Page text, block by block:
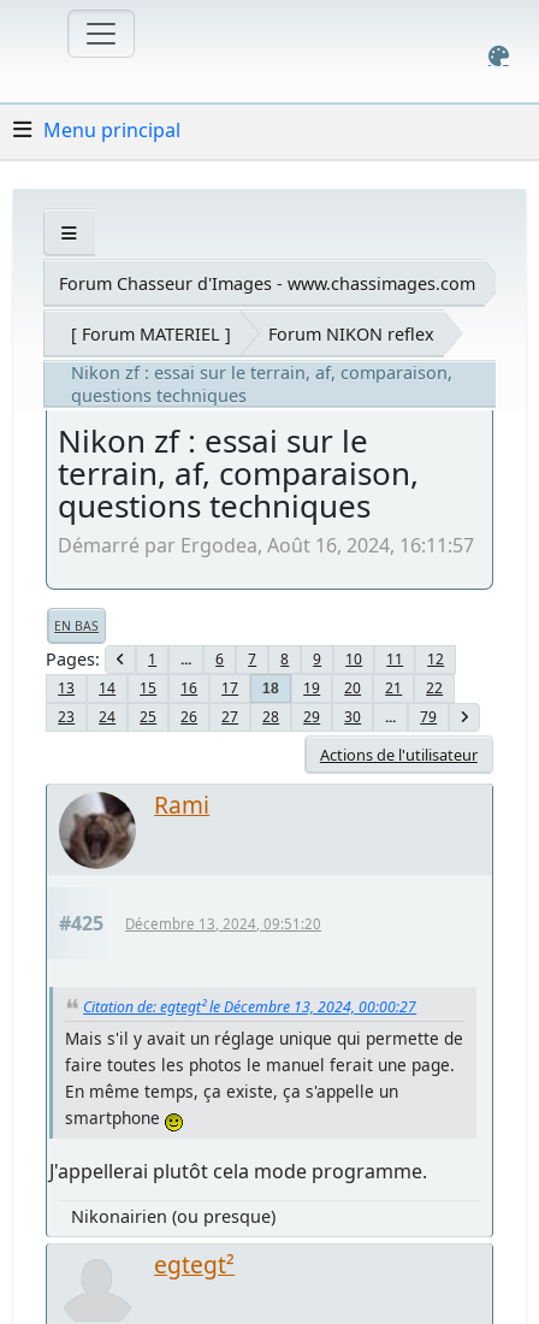
Menu principal
Forum Chasseur d'Images - www.chassimages.com
[ Forum MATERIEL ]
Forum NIKON reflex
Nikon zf : essai sur le terrain, af, comparaison,
questions techniques
Nikon zf : essai sur le
terrain, af, comparaison,
questions techniques
Démarré par Ergodea, Août 16, 2024, 16:11:57
EN BAS
Pages 1 ... 6 7 8 9 10 11
12
13
14 15 16 17 18 19 20 21
22
23
24 25 26 27 28 29 30 ... 79
Actions de l'utilisateur
Rami
#425 Décembre 13, 2024, 09:51:20
Citation de: egtegt² le Décembre 13, 2024, 00:00:27
Mais s'il y avait un réglage unique qui permette de
faire toutes les photos le manuel ferait une page.
En même temps, ça existe, ça s'appelle un
smartphone
J'appellerai plutôt cela mode programme.
Nikonairien (ou presque)
egtegt²